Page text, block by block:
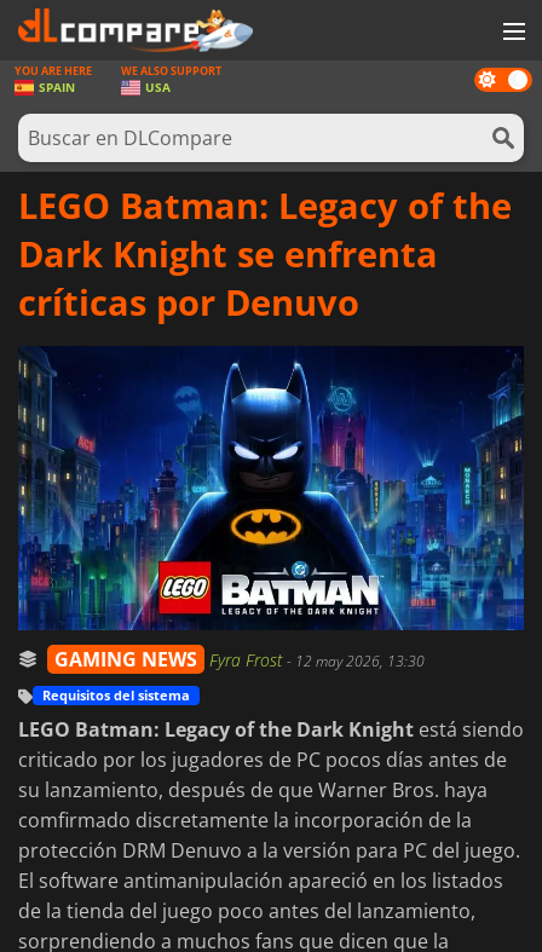
JUEGOS
TARJETAS PREPAGO
SOFTWARE
INICIAR SESIÓN O REGISTRARSE
Dark
mode
YOU ARE HERE
SPAIN
WE ALSO SUPPORT
USA
LEGO Batman: Legacy of the
Dark Knight se enfrenta
críticas por Denuvo
GAMING NEWS Fyra Frost- 12 may 2026, 13:30
Requisitos del sistema
LEGO Batman: Legacy of the Dark Knight está siendo
criticado por los jugadores de PC pocos días antes de
su lanzamiento, después de que Warner Bros. haya
comfirmado discretamente la incorporación de la
protección DRM Denuvo a la versión para PC del juego.
El software antimanipulación apareció en los listados
de la tienda del juego poco antes del lanzamiento,
sorprendiendo a muchos fans que dicen que la